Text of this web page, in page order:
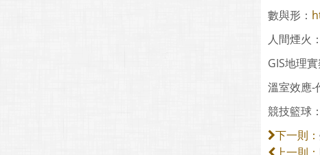
數與形：
人間煙火：
GIS地理實
溫室效應-
競技籃球：
下一則：
上一則：